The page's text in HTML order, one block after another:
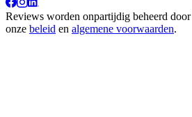
Reviews worden onpartijdig beheerd door
onze beleid en algemene voorwaarden.